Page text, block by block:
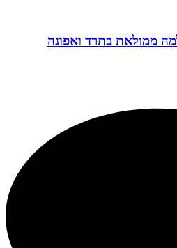
ממולאת בתרד ואפונה